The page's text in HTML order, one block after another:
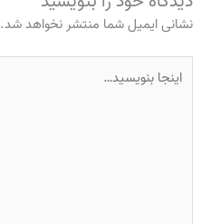
نشانی ایمیل شما منتشر نخواهد شد.
بنویسید…